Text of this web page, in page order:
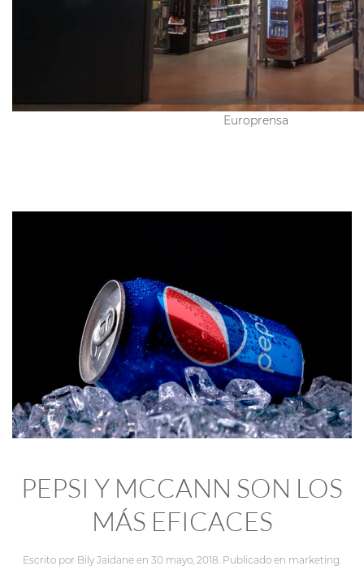
Europrensa
PEPSI Y MCCANN SON LOS
MÁS EFICACES
Escrito por Bily Jaidane en 30 mayo, 2018 . Publicado en marketing